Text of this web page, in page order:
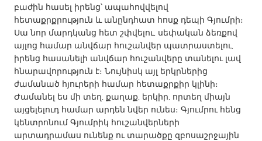
NETHERLANDS
Leiden
Rotterdam
Utrecht
QATAR
Qatar
բաժին հասել իրենց՝ ապահովվելով
հետաքրքրություն և անընդհատ հոսք դեպի Գյումրի։
Սա նոր մարդկանց հետ շփվելու, սեփական ձեռքով
այլոց համար անվճար հուշանվեր պատրաստելու,
իրենց հասանելի անվճար հուշանվերը տանելու լավ
հնարավորություն է։ Նույնիսկ այլ երկրներից
ժամանած հյուրերի համար հետաքրքիր կլինի։
Ժամանել ես մի տեղ, քաղաք, երկիր, որտեղ միայն
այցելելուդ համար արդեն նվեր ունես։ Գյումրու հենց
կենտրոնում Գյումրիկ հուշանվերների
արտադրամաս ունենք ու տարածքը զբոսաշրջային